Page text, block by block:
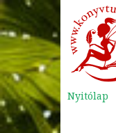
Nyitólap